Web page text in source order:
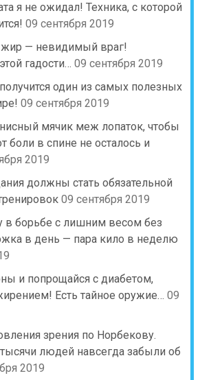
я не ожидал! Техника, с которой
09 сентября 2019
— невидимый враг!
гадости… 09 сентября 2019
получится один из самых полезных
09 сентября 2019
мячик меж лопаток, чтобы
боли в спине не осталось и
2019
должны стать обязательной
09 сентября 2019
в борьбе с лишним весом без
в день — пара кило в неделю
и попрощайся с диабетом,
Есть тайное оружие… 09
зрения по Норбекову.
людей навсегда забыли об
2019